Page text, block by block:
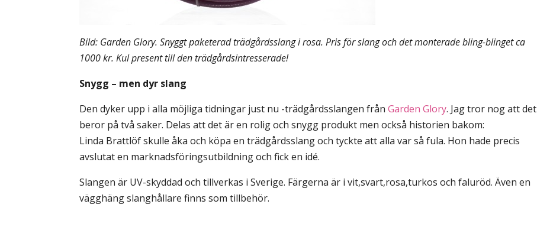
Bild: Garden Glory. Snyggt paketerad trädgårdsslang i rosa. Pris för slang och det monterade bling-blinget ca
1000 kr. Kul present till den trädgårdsintresserade!
Snygg – men dyr slang
Den dyker upp i alla möjliga tidningar just nu -trädgårdsslangen frånGarden Glory. Jag tror nog att det
beror på två saker. Delas att det är en rolig och snygg produkt men också historien bakom:
Linda Brattlöf skulle åka och köpa en trädgårdsslang och tyckte att alla var så fula. Hon hade precis
avslutat en marknadsföringsutbildning och fick en idé.
Slangen är UV-skyddad och tillverkas i Sverige. Färgerna är i vit,svart,rosa,turkos och faluröd. Även en
vägghäng slanghållare finns som tillbehör.